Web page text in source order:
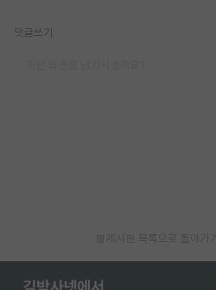
댓글쓰기
게시판 목록으로 돌아가기